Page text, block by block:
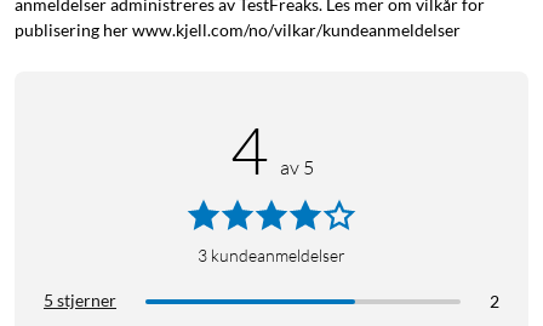
Spesifikasjoner
Håndleddsomkrets: 14–19,8 cm
Passer: Apple Watch 40, 41, 42 mm
anmeldelser administreres av TestFreaks. Les mer om vilkår for
publisering her www.kjell.com/no/vilkar/kundeanmeldelser
4 av 5
3 kundeanmeldelser
5 stjerner
2